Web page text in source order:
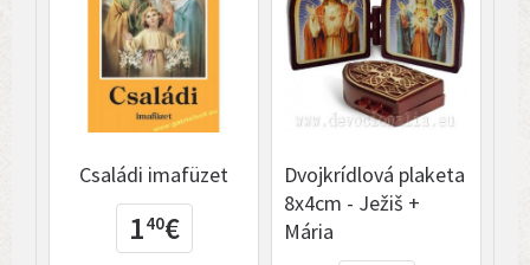
Családi imafüzet
140€
Dvojkrídlová plaketa
8x4cm - Ježiš +
Mária